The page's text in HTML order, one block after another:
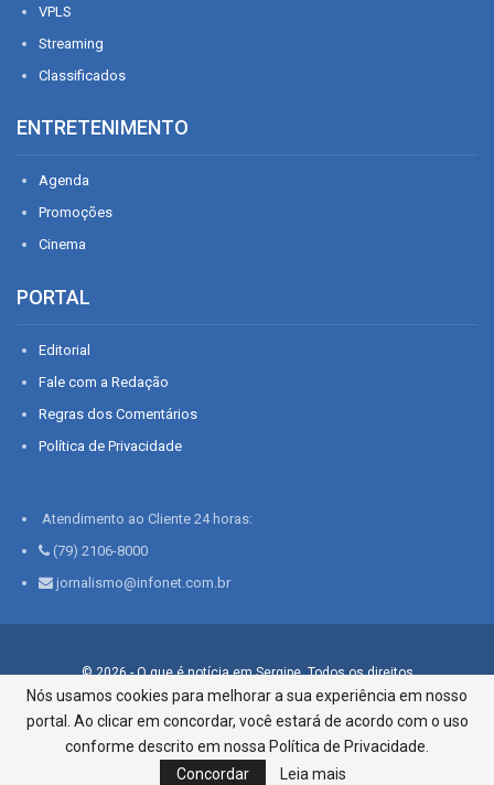
VPLS
Streaming
Classificados
ENTRETENIMENTO
Agenda
Promoções
Cinema
PORTAL
Editorial
Fale com a Redação
Regras dos Comentários
Política de Privacidade
Atendimento ao Cliente 24 horas:
(79) 2106-8000
jornalismo@infonet.com.br
© 2026 - O que é notícia em Sergipe. Todos os direitos
reservados.
Infonet - Rua Monsenhor Silveira 276, Bairro São José |
Aracaju-SE, CEP 49015-030, Fone: 79.2106.8000 - CI Centro de
Informações LTDA
Nós usamos cookies para melhorar a sua experiência em nosso
portal. Ao clicar em concordar, você estará de acordo com o uso
conforme descrito em nossa Política de Privacidade.
Concordar
Leia mais